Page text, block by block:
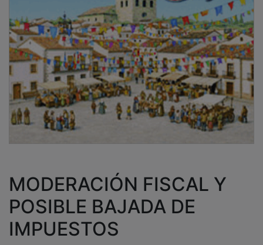
MODERACIÓN FISCAL Y
POSIBLE BAJADA DE
IMPUESTOS